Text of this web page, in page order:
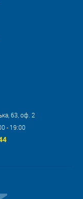
63, оф. 2
- 19:00